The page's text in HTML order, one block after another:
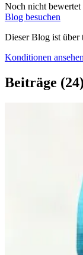
Noch nicht bewertet
Blog besuchen
Dieser Blog ist über
Konditionen
Beiträge (24)